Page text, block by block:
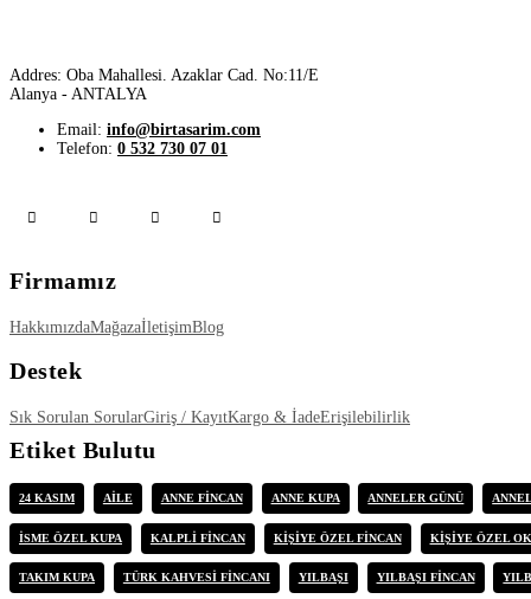
Addres: Oba Mahallesi. Azaklar Cad. No:11/E
Alanya - ANTALYA
Email: info@birtasarim.com
Telefon: 0 532 730 07 01
Firmamız
HakkımızdaMağazaİletişimBlog
Destek
Sık Sorulan SorularGiriş / KayıtKargo & İadeErişilebilirlik
Etiket Bulutu
24 KASIM AILE ANNE FINCAN ANNE KUPA ANNELER GÜNÜ
ISME ÖZEL KUPA KALPLI FINCAN KIŞIYE ÖZEL FINCAN KIŞIYE ÖZEL
TAKIM KUPA TÜRK KAHVESI FINCANI YILBAŞI YILBAŞI FINCAN